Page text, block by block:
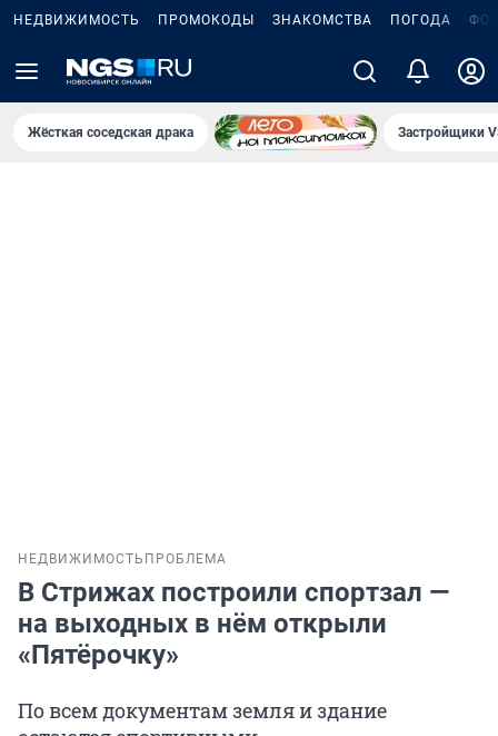
НЕДВИЖИМОСТЬ ПРОМОКОДЫ ЗНАКОМСТВА ПОГОДА
Жёсткая соседская драка Застройщики
НЕДВИЖИМОСТЬ ПРОБЛЕМА
В Стрижах построили спортзал —
на выходных в нём открыли
«Пятёрочку»
По всем документам земля и здание